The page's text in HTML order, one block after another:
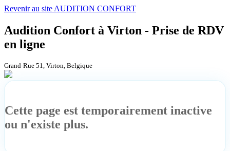
Revenir au site AUDITION CONFORT
Audition Confort à Virton - Prise de RDV
en ligne
Grand-Rue 51, Virton, Belgique
Cette page est temporairement inactive
ou n'existe plus.